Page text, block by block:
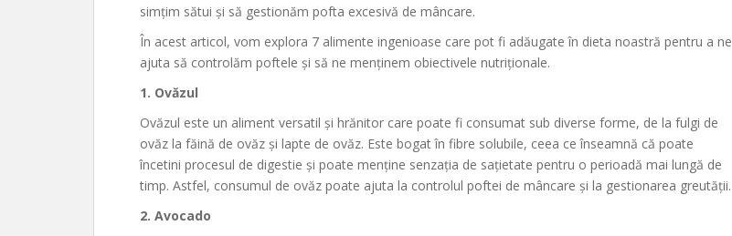
simțim sătui și să gestionăm pofta excesivă de mâncare.
În acest articol, vom explora 7 alimente ingenioase care pot fi adăugate în dieta noastră pentru a ne
ajuta să controlăm poftele și să ne menținem obiectivele nutriționale.
1. Ovăzul
Ovăzul este un aliment versatil și hrănitor care poate fi consumat sub diverse forme, de la fulgi de
ovăz la făină de ovăz și lapte de ovăz. Este bogat în fibre solubile, ceea ce înseamnă că poate
încetini procesul de digestie și poate menține senzația de sațietate pentru o perioadă mai lungă de
timp. Astfel, consumul de ovăz poate ajuta la controlul poftei de mâncare și la gestionarea greutății.
2. Avocado